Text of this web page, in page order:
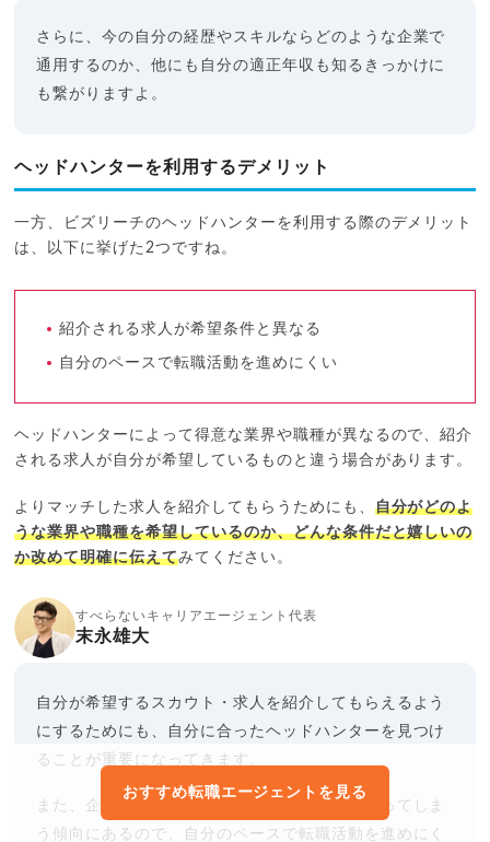
さらに、今の自分の経歴やスキルならどのような企業で
通用するのか、他にも自分の適正年収も知るきっかけに
も繋がりますよ。
ヘッドハンターを利用するデメリット
一方、ビズリーチのヘッドハンターを利用する際のデメリット
は、以下に挙げた2つですね。
紹介される求人が希望条件と異なる
自分のペースで転職活動を進めにくい
ヘッドハンターによって得意な業界や職種が異なるので、紹介
される求人が自分が希望しているものと違う場合があります。
よりマッチした求人を紹介してもらうためにも、 自分がどのよ
うな業界や職種を希望しているのか、どんな条件だと嬉しいの
か改めて明確に伝えてみてください。
すべらないキャリアエージェント代表
末永雄大
自分が希望するスカウト・求人を紹介してもらえるよう
にするためにも、自分に合ったヘッドハンターを見つけ
ることが重要になってきます。
また、企業とやり取りするまでにも時間がかかってしま
う傾向にあるので、自分のペースで転職活動を進めにく
おすすめ転職エージェントを見る